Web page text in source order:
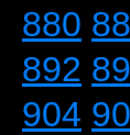
880
892
904